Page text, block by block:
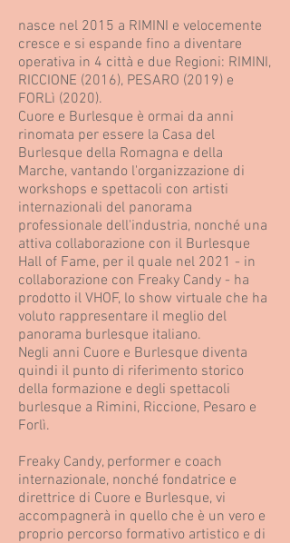
nasce nel 2015 a RIMINI e velocemente
cresce e si espande fino a diventare
operativa in 4 città e due Regioni: RIMINI,
RICCIONE (2016), PESARO (2019) e
FORLì (2020).
Cuore e Burlesque è ormai da anni
rinomata per essere la Casa del
Burlesque della Romagna e della
Marche, vantando l'organizzazione di
workshops e spettacoli con artisti
internazionali del panorama
professionale dell'industria, nonché una
attiva collaborazione con il Burlesque
Hall of Fame, per il quale nel 2021 - in
collaborazione con Freaky Candy - ha
prodotto il VHOF, lo show virtuale che ha
voluto rappresentare il meglio del
panorama burlesque italiano.
Negli anni Cuore e Burlesque diventa
quindi il punto di riferimento storico
della formazione e degli spettacoli
burlesque a Rimini, Riccione, Pesaro e
Forlì.
Freaky Candy, performer e coach
internazionale, nonché fondatrice e
direttrice di Cuore e Burlesque, vi
accompagnerà in quello che è un vero e
proprio percorso formativo artistico e di